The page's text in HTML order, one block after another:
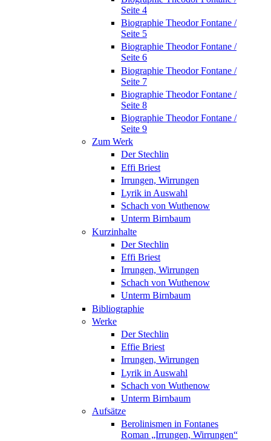
Seite 4
Biographie Theodor Fontane /
Seite 5
Biographie Theodor Fontane /
Seite 6
Biographie Theodor Fontane /
Seite 7
Biographie Theodor Fontane /
Seite 8
Biographie Theodor Fontane /
Seite 9
Zum Werk
Der Stechlin
Effi Briest
Irrungen, Wirrungen
Lyrik in Auswahl
Schach von Wuthenow
Unterm Birnbaum
Kurzinhalte
Der Stechlin
Effi Briest
Irrungen, Wirrungen
Schach von Wuthenow
Unterm Birnbaum
Bibliographie
Werke
Der Stechlin
Effie Briest
Irrungen, Wirrungen
Lyrik in Auswahl
Schach von Wuthenow
Unterm Birnbaum
Aufsätze
Berolinismen in Fontanes
Roman „Irrungen, Wirrungen“